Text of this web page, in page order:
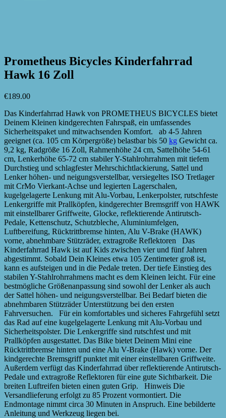
Prometheus Bicycles Kinderfahrrad
Hawk 16 Zoll
€189.00
Das Kinderfahrrad Hawk von PROMETHEUS BICYCLES bietet
Deinem Kleinen kindgerechten Fahrspaß, ein umfassendes
Sicherheitspaket und mitwachsenden Komfort. ab 4-5 Jahren
geeignet (ca. 105 cm Körpergröße) belastbar bis 50 kg Gewicht ca.
9,2 kg, Radgröße 16 Zoll, Rahmenhöhe 24 cm, Sattelhöhe 54-61
cm, Lenkerhöhe 65-72 cm stabiler Y-Stahlrohrrahmen mit tiefem
Durchstieg und schlagfester Mehrschichtlackierung, Sattel und
Lenker höhen- und neigungsverstellbar, versiegeltes ISO Tretlager
mit CrMo Vierkant-Achse und legierten Lagerschalen,
kugelgelagerte Lenkung mit Alu-Vorbau, Lenkerpolster, rutschfeste
Lenkergriffe mit Prallköpfen, kindgerechter Bremsgriff von HAWK
mit einstellbarer Griffweite, Glocke, reflektierende Antirutsch-
Pedale, Kettenschutz, Schutzbleche, Aluminiumfelgen,
Luftbereifung, Rücktrittbremse hinten, Alu V-Brake (HAWK)
vorne, abnehmbare Stützräder, extragroße Reflektoren Das
Kinderfahrrad Hawk ist auf Kids zwischen vier und fünf Jahren
abgestimmt. Sobald Dein Kleines etwa 105 Zentimeter groß ist,
kann es aufsteigen und in die Pedale treten. Der tiefe Einstieg des
stabilen Y-Stahlrohrrahmens macht es dem Kleinen leicht. Für eine
bestmögliche Größenanpassung sind sowohl der Lenker als auch
der Sattel höhen- und neigungsverstellbar. Bei Bedarf bieten die
abnehmbaren Stützräder Unterstützung bei den ersten
Fahrversuchen. Für ein komfortables und sicheres Fahrgefühl setzt
das Rad auf eine kugelgelagerte Lenkung mit Alu-Vorbau und
Sicherheitspolster. Die Lenkergriffe sind rutschfest und mit
Prallköpfen ausgestattet. Das Bike bietet Deinem Mini eine
Rücktrittbremse hinten und eine Alu V-Brake (Hawk) vorne. Der
kindgerechte Bremsgriff punktet mit einer einstellbaren Griffweite.
Außerdem verfügt das Kinderfahrrad über reflektierende Antirutsch-
Pedale und extragroße Reflektoren für eine gute Sichtbarkeit. Die
breiten Luftreifen bieten einen guten Grip. Hinweis Die
Versandlieferung erfolgt zu 85 Prozent vormontiert. Die
Endmontage nimmt circa 30 Minuten in Anspruch. Eine bebilderte
Anleitung und Werkzeug liegen bei.